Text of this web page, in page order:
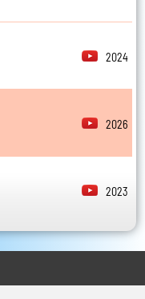
2024
2026
2023